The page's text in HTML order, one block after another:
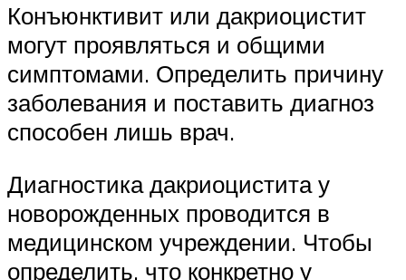
Конъюнктивит или дакриоцистит
могут проявляться и общими
симптомами. Определить причину
заболевания и поставить диагноз
способен лишь врач.
Диагностика дакриоцистита у
новорожденных проводится в
медицинском учреждении. Чтобы
определить, что конкретно у